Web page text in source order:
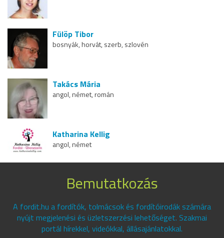
Fülöp Tibor
bosnyák, horvát, szerb, szlovén
Takács Mária
angol, német, román
Katharina Kellig
angol, német
Bemutatkozás
A fordit.hu a fordítók, tolmácsok és fordítóirodák számára
nyújt megjelenési és üzletszerzési lehetőséget. Szakmai
portál hírekkel, videókkal, állásajánlatokkal.